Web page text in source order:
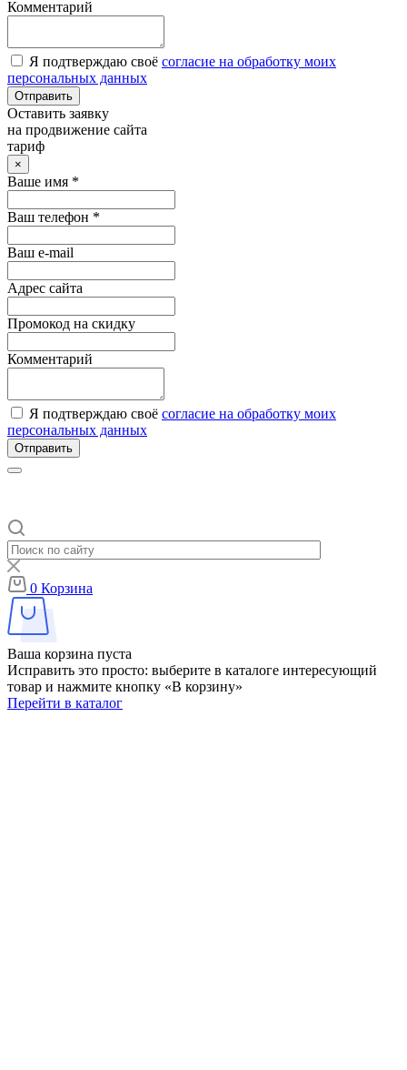
Комментарий
Я подтверждаю своё согласие на обработку моих
персональных данных
Отправить
Оставить заявку
на продвижение сайта
тариф
×
Ваше имя *
Ваш телефон *
Ваш e-mail
Адрес сайта
Промокод на скидку
Комментарий
Я подтверждаю своё согласие на обработку моих
персональных данных
Отправить
0 Корзина
Ваша корзина пуста
Исправить это просто: выберите в каталоге интересующий
товар и нажмите кнопку «В корзину»
Перейти в каталог